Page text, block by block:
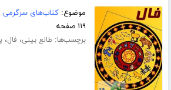
موضوع:کتاب‌های سرگرمی
۱۱۹ صفحه
برچسب‌ها: طالع بینی، فال،